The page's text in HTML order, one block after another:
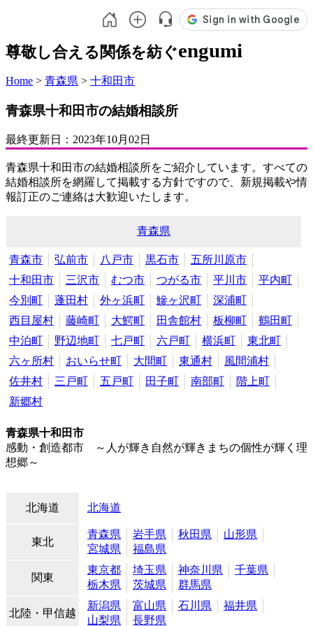
尊敬し合える関係を紡ぐengumi
Home > 青森県 > 十和田市
青森県十和田市の結婚相談所
最終更新日： 2023年10月02日
青森県十和田市の結婚相談所をご紹介しています。すべての
結婚相談所を網羅して掲載する方針ですので、新規掲載や情
報訂正のご連絡は大歓迎いたします。
青森県
青森市 弘前市 八戸市 黒石市
五所川原市
十和田市
三沢市 むつ市 つがる市 平川市
平内町
今別町
蓬田村 外ヶ浜町 鰺ヶ沢町
深浦町
西目屋村
藤崎町 大鰐町 田舎館村 板柳町
鶴田町
中泊町
野辺地町 七戸町 六戸町 横浜町
東北町
六ヶ所村
おいらせ町 大間町 東通村
風間浦村
佐井村
三戸町 五戸町 田子町 南部町
階上町
新郷村
青森県十和田市
感動・創造都市 ～人が輝き自然が輝きまちの個性が輝く理
想郷～
北海道 北海道
東北
青森県 岩手県 秋田県
山形県
宮城県
福島県
関東
東京都 埼玉県 神奈川県
千葉県
栃木県
茨城県 群馬県
北陸・甲信越
新潟県 富山県 石川県
福井県
山梨県
長野県